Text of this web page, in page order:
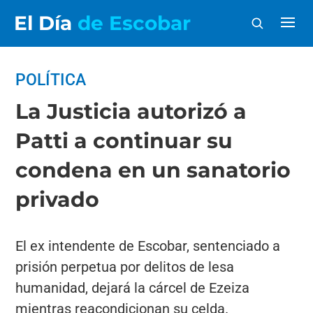
El Día de Escobar
POLÍTICA
La Justicia autorizó a
Patti a continuar su
condena en un sanatorio
privado
El ex intendente de Escobar, sentenciado a
prisión perpetua por delitos de lesa
humanidad, dejará la cárcel de Ezeiza
mientras reacondicionan su celda.